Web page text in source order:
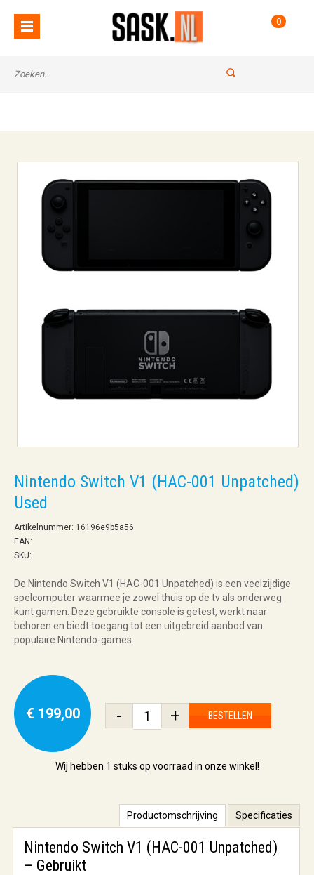
: Undefined index: name in
/var/www/vhosts/sask.nl/httpdocs/classes/ccms.class.php on line
0
Nintendo Switch V1 (HAC-001 Unpatched)
Used
Artikelnummer: 16196e9b5a56
EAN:
SKU:
De Nintendo Switch V1 (HAC-001 Unpatched) is een veelzijdige
spelcomputer waarmee je zowel thuis op de tv als onderweg
kunt gamen. Deze gebruikte console is getest, werkt naar
behoren en biedt toegang tot een uitgebreid aanbod van
populaire Nintendo-games.
€ 199,00 - + BESTELLEN
Wij hebben 1 stuks op voorraad in onze winkel!
Productomschrijving Specificaties
Nintendo Switch V1 (HAC-001 Unpatched)
– Gebruikt